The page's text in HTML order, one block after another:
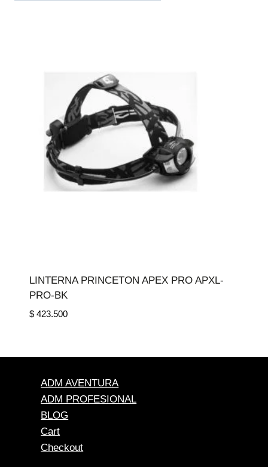
LINTERNA PRINCETON APEX PRO APXL-
PRO-BK
$423.500
ADM AVENTURA
ADM PROFESIONAL
BLOG
Cart
Checkout